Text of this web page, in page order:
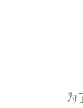
为了